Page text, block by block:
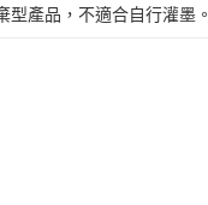
型產品，不適合自行灌墨。